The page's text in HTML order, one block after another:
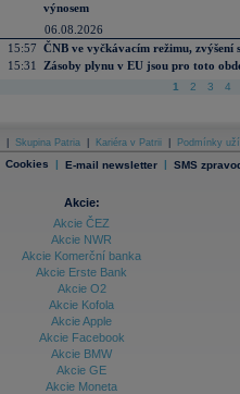
výnosem
06.08.2026
15:57 ČNB ve vyčkávacím režimu, zvýšení
15:31
Zásoby plynu v EU jsou pro toto
1 2 3 4
Skupina Patria Kariéra v Patrii Podmínky
Cookies | E-mail newsletter | SMS
Akcie:
Akcie ČEZ
Akcie NWR
Akcie Komerční banka
Akcie Erste Bank
Akcie O2
Akcie Kofola
Akcie Apple
Akcie Facebook
Akcie BMW
Akcie GE
Akcie Moneta